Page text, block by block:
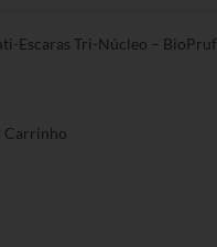
Escaras Tri-Núcleo – BioPruf
Carrinho